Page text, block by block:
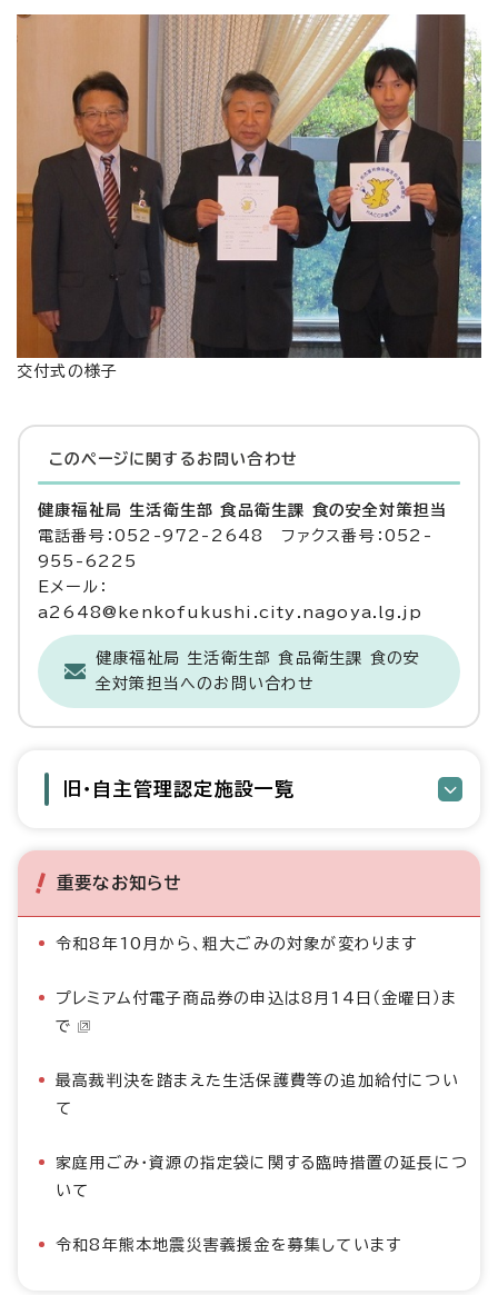
交付式の様子
このページに関する お問い合わせ
健康福祉局 生活衛生部 食品衛生課 食の安全対策担当
電話番号：052-972-2648 ファクス番号：052-
955-6225
Eメール：
a2648@kenkofukushi.city.nagoya.lg.jp
健康福祉局 生活衛生部 食品衛生課 食の安
全対策担当へのお問い合わせ
旧・自主管理認定施設一覧
重要なお知らせ
令和8年10月から、粗大ごみの対象が変わります
プレミアム付電子商品券の申込は8月14日（金曜日）ま
で
最高裁判決を踏まえた生活保護費等の追加給付につい
て
家庭用ごみ・資源の指定袋に関する臨時措置の延長につ
いて
令和8年熊本地震災害義援金を募集しています